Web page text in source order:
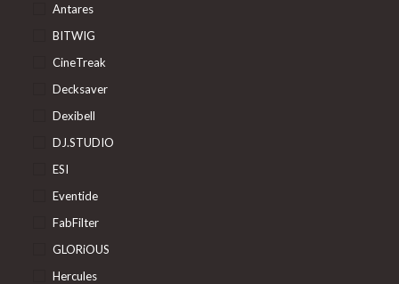
Antares
BITWIG
CineTreak
Decksaver
Dexibell
DJ.STUDIO
ESI
Eventide
FabFilter
GLORiOUS
Hercules